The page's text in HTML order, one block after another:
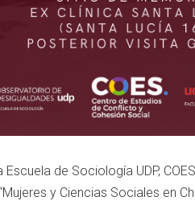
de Sociología UDP,
y Ciencias Sociales en